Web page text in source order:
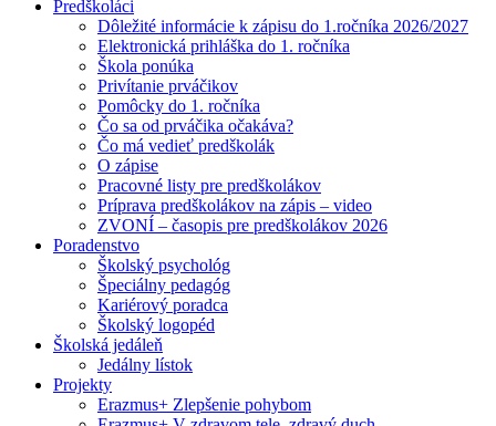
Predškoláci
Dôležité informácie k zápisu do 1.ročníka 2026/2027
Elektronická prihláška do 1. ročníka
Škola ponúka
Privítanie prváčikov
Pomôcky do 1. ročníka
Čo sa od prváčika očakáva?
Čo má vedieť predškolák
O zápise
Pracovné listy pre predškolákov
Príprava predškolákov na zápis – video
ZVONÍ – časopis pre predškolákov 2026
Poradenstvo
Školský psychológ
Špeciálny pedagóg
Kariérový poradca
Školský logopéd
Školská jedáleň
Jedálny lístok
Projekty
Erazmus+ Zlepšenie pohybom